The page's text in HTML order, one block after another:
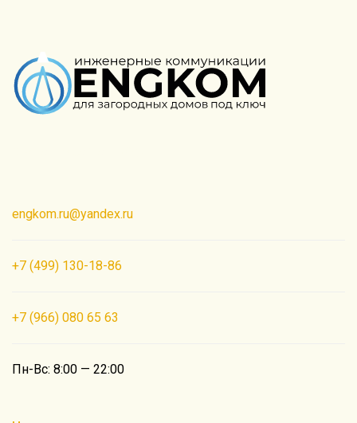
engkom.ru@yandex.ru
+7 (499) 130-18-86
+7 (966) 080 65 63
Пн-Вс: 8:00 — 22:00